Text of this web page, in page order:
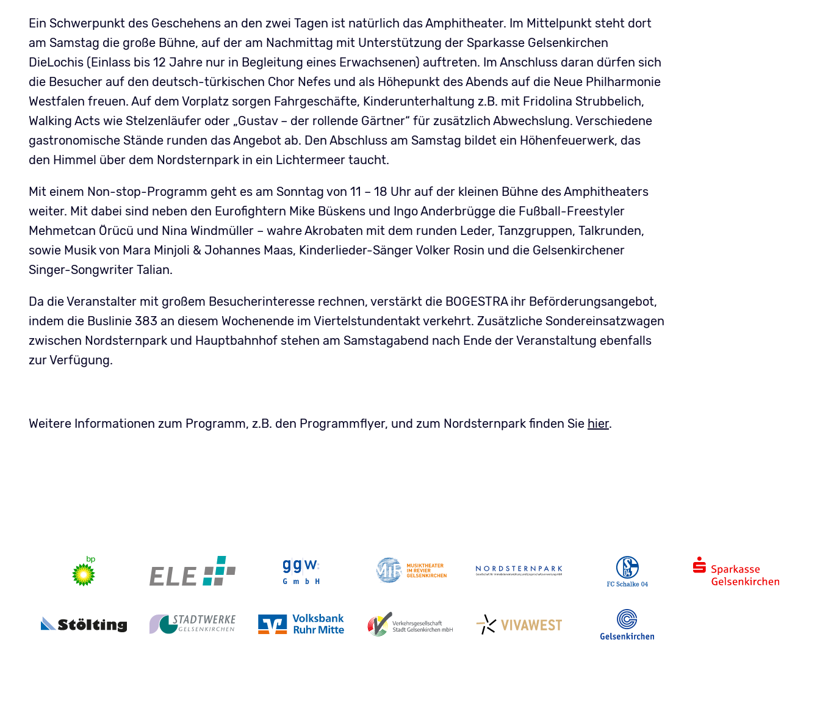
Ein Schwerpunkt des Geschehens an den zwei Tagen ist natürlich das Amphitheater. Im Mittelpunkt steht dort
am Samstag die große Bühne, auf der am Nachmittag mit Unterstützung der Sparkasse Gelsenkirchen
DieLochis (Einlass bis 12 Jahre nur in Begleitung eines Erwachsenen) auftreten. Im Anschluss daran dürfen sich
die Besucher auf den deutsch-türkischen Chor Nefes und als Höhepunkt des Abends auf die Neue Philharmonie
Westfalen freuen. Auf dem Vorplatz sorgen Fahrgeschäfte, Kinderunterhaltung z.B. mit Fridolina Strubbelich,
Walking Acts wie Stelzenläufer oder „Gustav – der rollende Gärtner“ für zusätzlich Abwechslung. Verschiedene
gastronomische Stände runden das Angebot ab. Den Abschluss am Samstag bildet ein Höhenfeuerwerk, das
den Himmel über dem Nordsternpark in ein Lichtermeer taucht.
Mit einem Non-stop-Programm geht es am Sonntag von 11 – 18 Uhr auf der kleinen Bühne des Amphitheaters
weiter. Mit dabei sind neben den Eurofightern Mike Büskens und Ingo Anderbrügge die Fußball-Freestyler
Mehmetcan Örücü und Nina Windmüller – wahre Akrobaten mit dem runden Leder, Tanzgruppen, Talkrunden,
sowie Musik von Mara Minjoli & Johannes Maas, Kinderlieder-Sänger Volker Rosin und die Gelsenkirchener
Singer-Songwriter Talian.
Da die Veranstalter mit großem Besucherinteresse rechnen, verstärkt die BOGESTRA ihr Beförderungsangebot,
indem die Buslinie 383 an diesem Wochenende im Viertelstundentakt verkehrt. Zusätzliche Sondereinsatzwagen
zwischen Nordsternpark und Hauptbahnhof stehen am Samstagabend nach Ende der Veranstaltung ebenfalls
zur Verfügung.
Weitere Informationen zum Programm, z.B. den Programmflyer, und zum Nordsternpark finden Sie hier.